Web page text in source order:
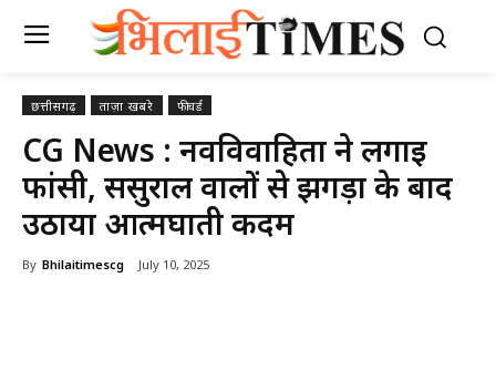
छत्तीसगढ़ ताज़ा खबरे फीचर्ड
CG News : नवविवाहिता ने लगाई
फांसी, ससुराल वालों से झगड़ा के बाद
उठाया आत्मघाती कदम
By Bhilaitimescg July 10, 2025